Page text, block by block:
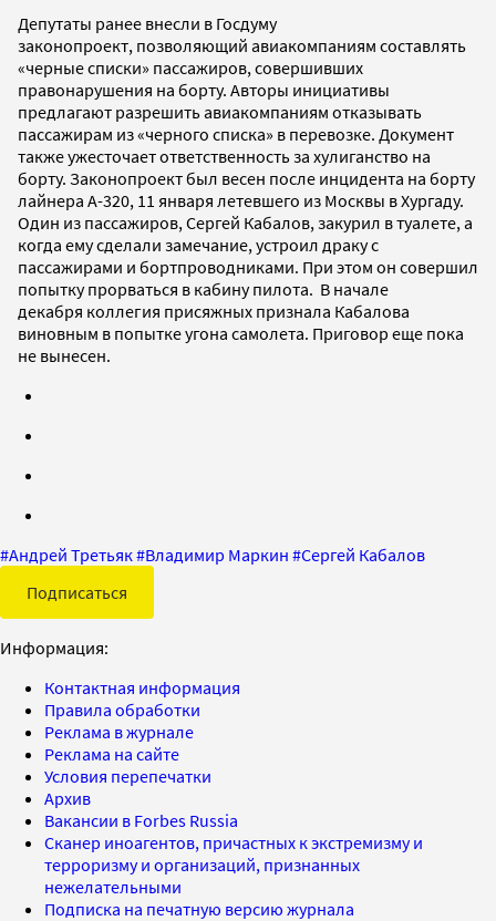
Депутаты ранее внесли в Госдуму
законопроект, позволяющий авиакомпаниям составлять
«черные списки» пассажиров, совершивших
правонарушения на борту. Авторы инициативы
предлагают разрешить авиакомпаниям отказывать
пассажирам из «черного списка» в перевозке. Документ
также ужесточает ответственность за хулиганство на
борту. Законопроект был весен после инцидента на борту
лайнера А-320, 11 января летевшего из Москвы в Хургаду.
Один из пассажиров, Сергей Кабалов, закурил в туалете, а
когда ему сделали замечание, устроил драку с
пассажирами и бортпроводниками. При этом он совершил
попытку прорваться в кабину пилота. В начале
декабря коллегия присяжных признала Кабалова
виновным в попытке угона самолета. Приговор еще пока
не вынесен.
#Андрей Третьяк#Владимир Маркин #Сергей Кабалов
Подписаться
Информация:
Контактная информация
Правила обработки
Реклама в журнале
Реклама на сайте
Условия перепечатки
Архив
Вакансии в Forbes Russia
Сканер иноагентов, причастных к экстремизму и
терроризму и организаций, признанных
нежелательными
Подписка на печатную версию журнала